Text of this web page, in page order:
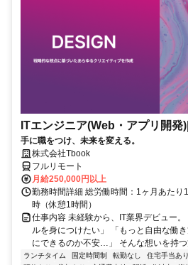
ITエンジニア(Web・アプリ開発
手に職をつけ、未来を変える。
株式会社Tbook
フルリモート
月給250,000円以上
勤務時間詳細 総労働時間：1ヶ月あた
時（休憩1時間）
仕事内容 未経験から、IT業界デビュー
ルを身につけたい」 「もっと自由な働
にできるのか不安…」 そんな想いを持
ランチタイム 固定時間制 転勤なし 住宅手当あり